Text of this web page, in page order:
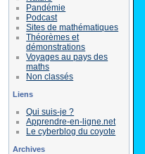
Pandémie
Podcast
Sites de mathématiques
Théorèmes et
démonstrations
Voyages au pays des
maths
Non classés
Liens
Qui suis-je ?
Apprendre-en-ligne.net
Le cyberblog du coyote
Archives